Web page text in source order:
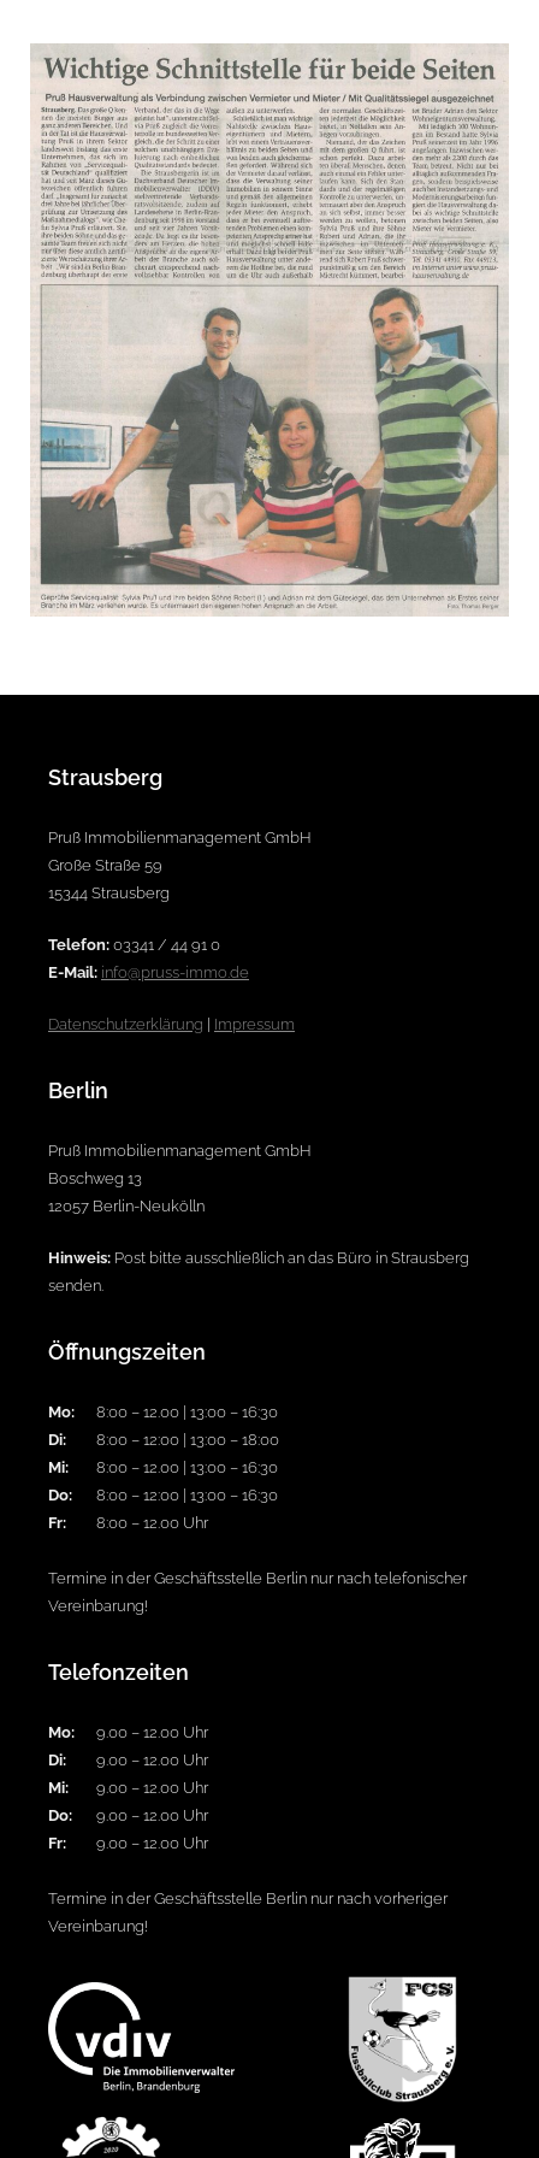
Formulare
Jobs
Kontakt
LOGIN
Strausberg
Pruß Immobilienmanagement GmbH
Große Straße 59
15344 Strausberg
Telefon: 03341 / 44 91 0
E-Mail: info@pruss-immo.de
Datenschutzerklärung Impressum
Berlin
Pruß Immobilienmanagement GmbH
Boschweg 13
12057 Berlin-Neukölln
Hinweis: Post bitte ausschließlich an das Büro in Strausberg
senden.
Öffnungszeiten
Mo:
8:00 – 12.00 | 13:00 – 16:30
Di:
8:00 – 12:00 | 13:00 – 18:00
Mi:
8:00 – 12.00 | 13:00 – 16:30
Do:
8:00 – 12:00 | 13:00 – 16:30
Fr:
8:00 – 12.00 Uhr
Termine in der Geschäftsstelle Berlin nur nach telefonischer
Vereinbarung!
Telefonzeiten
Mo:
9.00 – 12.00 Uhr
Di:
9.00 – 12.00 Uhr
Mi:
9.00 – 12.00 Uhr
Do:
9.00 – 12.00 Uhr
Fr:
9.00 – 12.00 Uhr
Termine in der Geschäftsstelle Berlin nur nach vorheriger
Vereinbarung!